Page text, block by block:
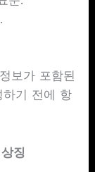
보가 포함된
하기 전에 항
징